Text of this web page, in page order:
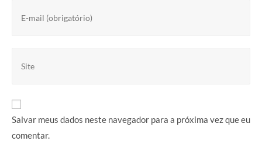
Salvar meus dados neste navegador para a próxima vez que eu
comentar.